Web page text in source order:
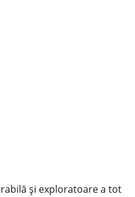
și exploratoare a tot